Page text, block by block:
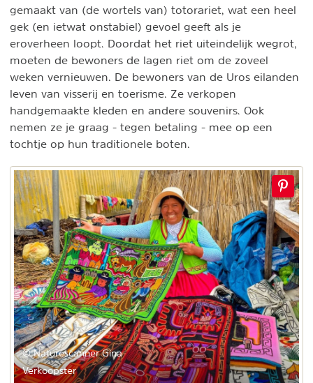
gemaakt van (de wortels van) totorariet, wat een heel
gek (en ietwat onstabiel) gevoel geeft als je
eroverheen loopt. Doordat het riet uiteindelijk wegrot,
moeten de bewoners de lagen riet om de zoveel
weken vernieuwen. De bewoners van de Uros eilanden
leven van visserij en toerisme. Ze verkopen
handgemaakte kleden en andere souvenirs. Ook
nemen ze je graag - tegen betaling - mee op een
tochtje op hun traditionele boten.
© Naturescanner Gina
Verkoopster